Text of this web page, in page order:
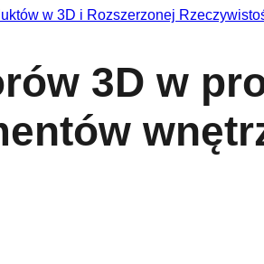
3D w